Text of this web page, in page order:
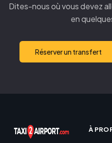
Dites-nous où vous devez
en
Réserver un transfert
À